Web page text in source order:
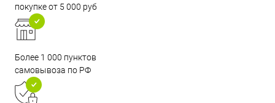
покупке от 5 000 руб
Более 1 000 пунктов
самовывоза по РФ